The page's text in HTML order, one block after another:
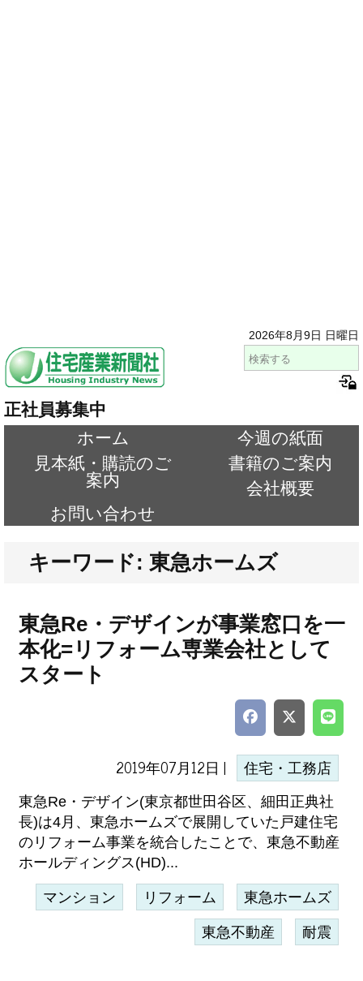
2026年8月9日 日曜日
正社員募集中
ホーム
今週の紙面
見本紙・購読のご
案内
書籍のご案内
会社概要
お問い合わせ
キーワード: 東急ホームズ
東急Re・デザインが事業窓口を一
本化=リフォーム専業会社として
スタート
2019年07月12日 | 住宅・工務店
東急Re・デザイン(東京都世田谷区、細田正典社
長)は4月、東急ホームズで展開していた戸建住宅
のリフォーム事業を統合したことで、東急不動産
ホールディングス(HD)...
マンション リフォーム 東急ホームズ
東急不動産 耐震